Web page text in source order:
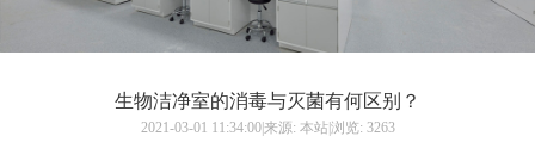
生物洁净室的消毒与灭菌有何区别？
2021-03-01 11:34:00|来源: 本站|浏览: 3263